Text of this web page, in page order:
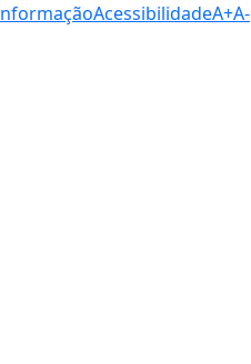
AcessibilidadeA+A-